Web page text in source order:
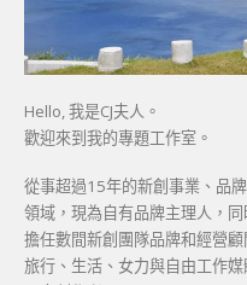
Hello, 我是CJ夫人。
歡迎來到我的專題工作室。
從事超過15年的新創事業、品
領域，現為自有品牌主理人，
擔任數間新創團隊品牌和經營
旅行、生活、女力與自由工作